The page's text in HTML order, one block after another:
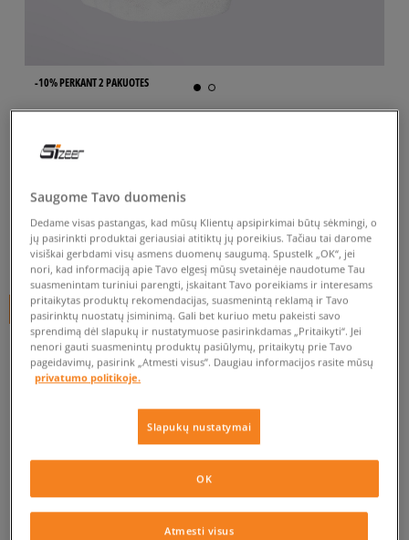
-10% PERKANT 2 PAKUOTES
ADIDAS KOJINĖS MID ANKLE
SCK
unisex, kojinės
5.0(253)
13€
+ 13 tšk. SizeerClub
Pasirinkti dydį
EU dydžiai US dydžiai
SPALVA BALTA
Į KREPŠELĮ
Saugome Tavo duomenis
Dedame visas pastangas, kad mūsų Klientų apsipirkimai būtų sėkmingi, o
jų pasirinkti produktai geriausiai atitiktų jų poreikius. Tačiau tai darome
visiškai gerbdami visų asmens duomenų saugumą. Spustelk „OK“, jei
nori, kad informaciją apie Tavo elgesį mūsų svetainėje naudotume Tau
suasmenintam turiniui parengti, įskaitant Tavo poreikiams ir interesams
pritaikytas produktų rekomendacijas, suasmenintą reklamą ir Tavo
pasirinktų nuostatų įsiminimą. Gali bet kuriuo metu pakeisti savo
sprendimą dėl slapukų ir nustatymuose pasirinkdamas „Pritaikyti“. Jei
nenori gauti suasmenintų produktų pasiūlymų, pritaikytų prie Tavo
pageidavimų, pasirink „Atmesti visus”. Daugiau informacijos rasite mūsų
privatumo politikoje.
Slapukų nustatymai
Atmesti visus
OK